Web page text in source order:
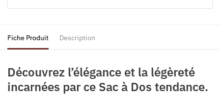
Fiche Produit Description
Découvrez l’élégance et la légèreté
incarnées par ce Sac à Dos tendance.